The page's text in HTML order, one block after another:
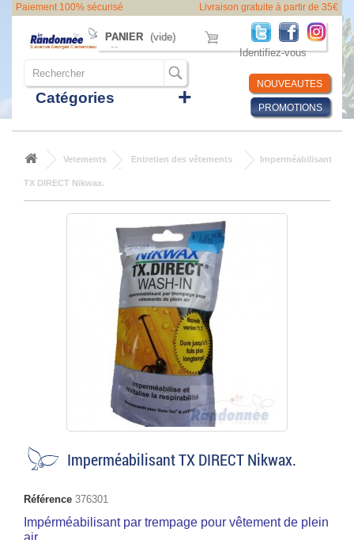
Paiement 100% sécurisé Livraison gratuite à partir de 35€
PANIER (vide)
Catégories
PROMOTIONS
NOUVEAUTES
Identifiez-vous
Vetements Entretien des vêtements Imperméabilisant
TX DIRECT Nikwax.
Imperméabilisant TX DIRECT Nikwax.
Référence 376301
Impérméabilisant par trempage pour vêtement de plein
air.